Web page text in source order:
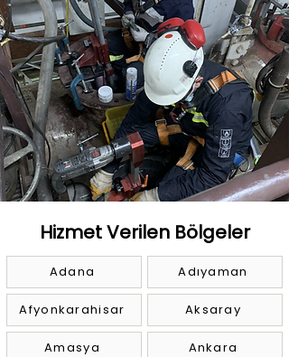
Hizmet Verilen Bölgeler
Adana
Afyonkarahisar
Amasya
Adıyaman
Aksaray
Ankara